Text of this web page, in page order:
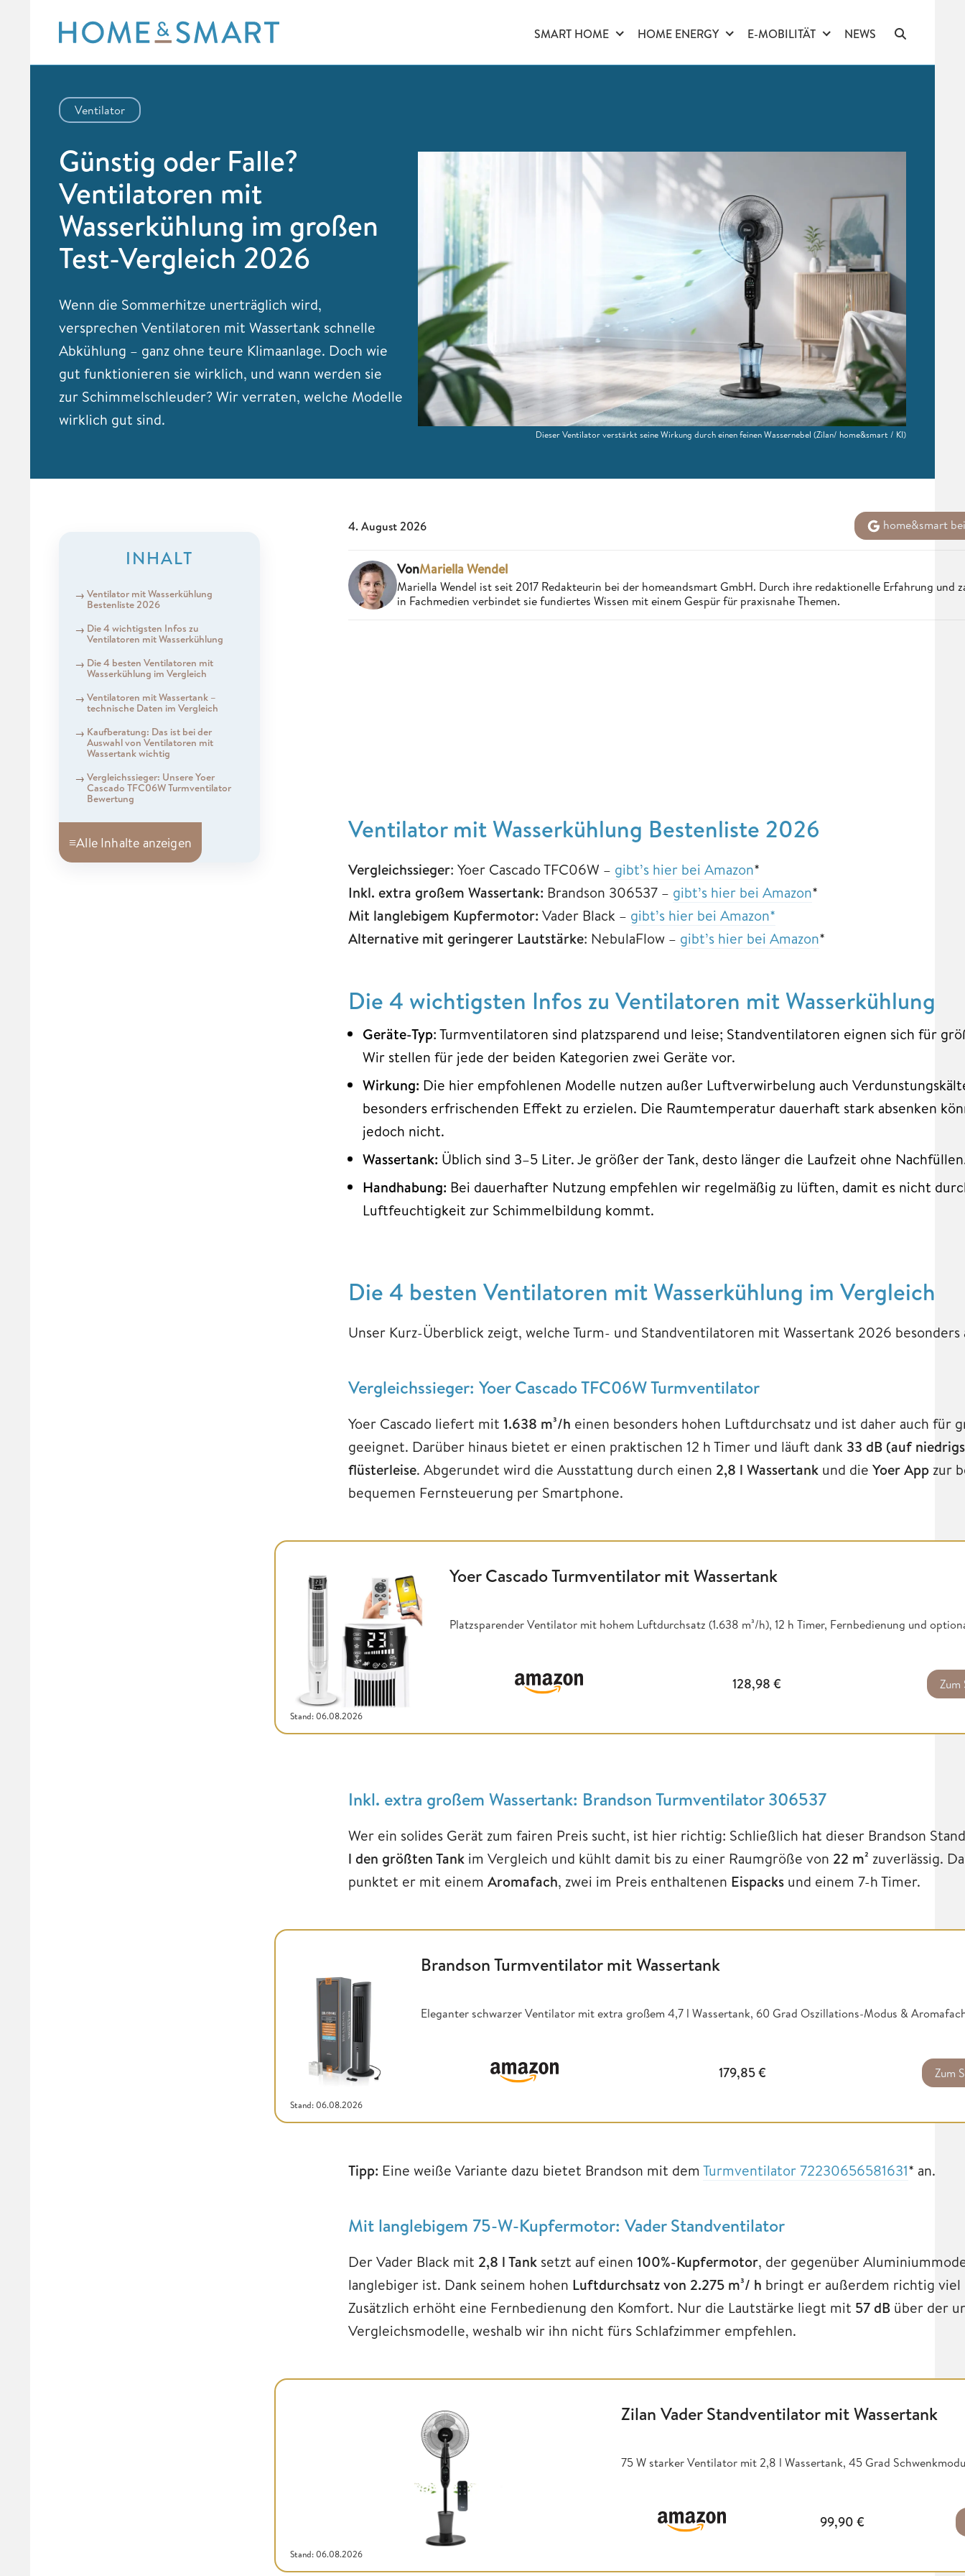
content
SMART HOME HOME ENERGY E-MOBILITÄT NEWS
Ventilator
Günstig oder Falle?
Ventilatoren mit
Wasserkühlung im großen
Test-Vergleich 2026
Wenn die Sommerhitze unerträglich wird,
versprechen Ventilatoren mit Wassertank schnelle
Abkühlung – ganz ohne teure Klimaanlage. Doch wie
gut funktionieren sie wirklich, und wann werden sie
zur Schimmelschleuder? Wir verraten, welche Modelle
wirklich gut sind.
Dieser Ventilator verstärkt seine Wirkung durch einen feinen Wassernebel (Zilan/ home&smart / KI)
INHALT
Ventilator mit Wasserkühlung
Bestenliste 2026
Die 4 wichtigsten Infos zu
Ventilatoren mit Wasserkühlung
Die 4 besten Ventilatoren mit
Wasserkühlung im Vergleich
Ventilatoren mit Wassertank –
technische Daten im Vergleich
Kaufberatung: Das ist bei der
Auswahl von Ventilatoren mit
Wassertank wichtig
Vergleichssieger: Unsere Yoer
Cascado TFC06W Turmventilator
Bewertung
≡Alle Inhalte anzeigen
4. August 2026 home&smart
VonMariella Wendel
Mariella Wendel ist seit 2017 Redakteurin bei der homeandsmart GmbH. Durch ihre redaktionelle Erfahrung und
in Fachmedien verbindet sie fundiertes Wissen mit einem Gespür für praxisnahe Themen.
Ventilator mit Wasserkühlung Bestenliste 2026
Vergleichssieger: Yoer Cascado TFC06W – gibt’s hier bei Amazon*
Inkl. extra großem Wassertank: Brandson 306537 – gibt’s hier bei Amazon*
Mit langlebigem Kupfermotor: Vader Black – gibt’s hier bei Amazon*
Alternative mit geringerer Lautstärke: NebulaFlow – gibt’s hier bei Amazon*
Die 4 wichtigsten Infos zu Ventilatoren mit Wasserkühlung
Geräte-Typ: Turmventilatoren sind platzsparend und leise; Standventilatoren eignen sich für
Wir stellen für jede der beiden Kategorien zwei Geräte vor.
Wirkung: Die hier empfohlenen Modelle nutzen außer Luftverwirbelung auch
besonders erfrischenden Effekt zu erzielen. Die Raumtemperatur dauerhaft stark absenken
jedoch nicht.
Wassertank: Üblich sind 3–5 Liter. Je größer der Tank, desto länger die Laufzeit ohne
Handhabung: Bei dauerhafter Nutzung empfehlen wir regelmäßig zu lüften, damit es nicht
Luftfeuchtigkeit zur Schimmelbildung kommt.
Die 4 besten Ventilatoren mit Wasserkühlung im Vergleich
Unser Kurz-Überblick zeigt, welche Turm- und Standventilatoren mit Wassertank 2026 besonders
Vergleichssieger: Yoer Cascado TFC06W Turmventilator
Yoer Cascado liefert mit 1.638 m³/h einen besonders hohen Luftdurchsatz und ist daher auch für
geeignet. Darüber hinaus bietet er einen praktischen 12 h Timer und läuft dank 33 dB (auf
flüsterleise. Abgerundet wird die Ausstattung durch einen 2,8 l Wassertankund die Yoer Appzur
bequemen Fernsteuerung per Smartphone.
Stand: 06.08.2026
Yoer Cascado Turmventilator mit Wassertank
Platzsparender Ventilator mit hohem Luftdurchsatz (1.638 m³/h), 12 h Timer, Fernbedienung und
128,98 € Zum
Inkl. extra großem Wassertank: Brandson Turmventilator 306537
Wer ein solides Gerät zum fairen Preis sucht, ist hier richtig: Schließlich hat dieser Brandson
l den größten Tankim Vergleich und kühlt damit bis zu einer Raumgröße von 22 m² zuverlässig.
punktet er mit einem Aromafach, zwei im Preis enthaltenen Eispacksund einem 7-h Timer.
Stand: 06.08.2026
Brandson Turmventilator mit Wassertank
Eleganter schwarzer Ventilator mit extra großem 4,7 l Wassertank, 60 Grad Oszillations-Modus &
179,85€ Zum
Tipp: Eine weiße Variante dazu bietet Brandson mit dem Turmventilator 72230656581631* an.
Mit langlebigem 75-W-Kupfermotor: Vader Standventilator
Der Vader Black mit 2,8 l Tank setzt auf einen 100%-Kupfermotor, der gegenüber
langlebiger ist. Dank seinem hohen Luftdurchsatz von 2.275 m³/ h bringt er außerdem richtig viel
Zusätzlich erhöht eine Fernbedienung den Komfort. Nur die Lautstärke liegt mit 57 dB über der
Vergleichsmodelle, weshalb wir ihn nicht fürs Schlafzimmer empfehlen.
Stand: 06.08.2026
Zilan Vader Standventilator mit Wassertank
75 W starker Ventilator mit 2,8 l Wassertank, 45 Grad
99,90€